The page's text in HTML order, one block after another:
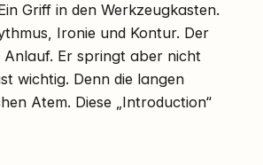
Griff in den Werkzeugkasten.
Ironie und Kontur. Der
Anlauf. Er springt aber nicht
wichtig. Denn die langen
Atem. Diese „Introduction“